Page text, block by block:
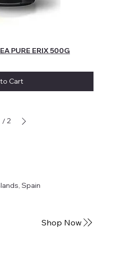
PURE ERIX 500G
Cart
/ 2
Spain
Shop Now